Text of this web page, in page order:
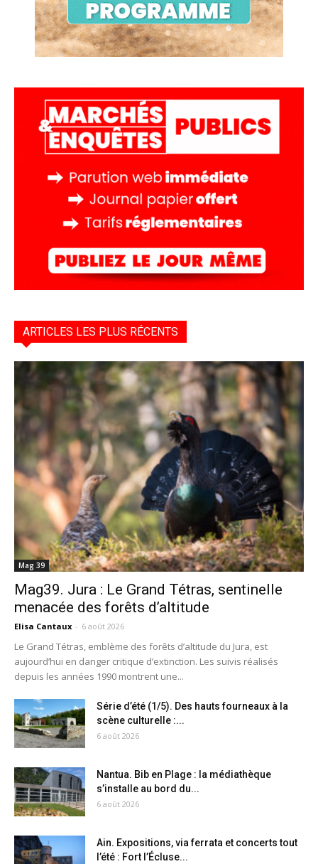
ARTICLES LES PLUS RÉCENTS
Mag 39
Mag39. Jura : Le Grand Tétras, sentinelle
menacée des forêts d’altitude
Elisa Cantaux - 6 août 2026
Le Grand Tétras, emblème des forêts d’altitude du Jura, est
aujourd’hui en danger critique d’extinction. Les suivis réalisés
depuis les années 1990 montrent une...
Série d’été (1/5). Des hauts fourneaux à la
scène culturelle :...
6 août 2026
Nantua. Bib en Plage : la médiathèque
s’installe au bord du...
6 août 2026
Ain. Expositions, via ferrata et concerts tout
l’été : Fort l’Écluse...